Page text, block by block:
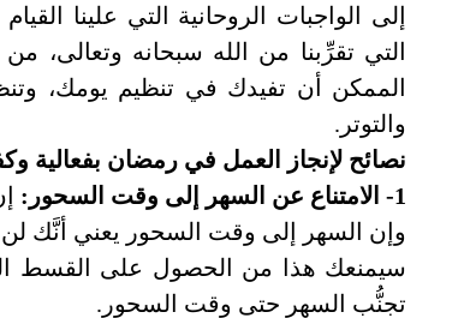
إلى الواجبات الروحانية التي علينا
التي تقرِّبنا من الله سبحانه
الممكن أن تفيدك في تنظيم يومك،
والتوتر.
نصائح لإنجاز العمل في رمضان بفعالية
1- الامتناع عن السهر إلى وقت السحور:
وإن السهر إلى وقت السحور يعني أنَّك
سيمنعك هذا من الحصول على القسط
تجنُّب السهر حتى وقت السحور.